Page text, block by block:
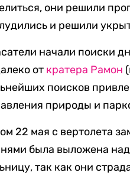
они решили
и решили
начали поиски
от кратера Рамон
поисков
природы и
22 мая с вертолета
была выложена
так как они